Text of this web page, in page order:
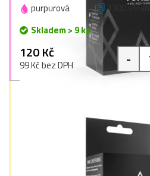
purpurová 1300 stran
Skladem > 9 ks
120 Kč
99 Kč bez DPH -